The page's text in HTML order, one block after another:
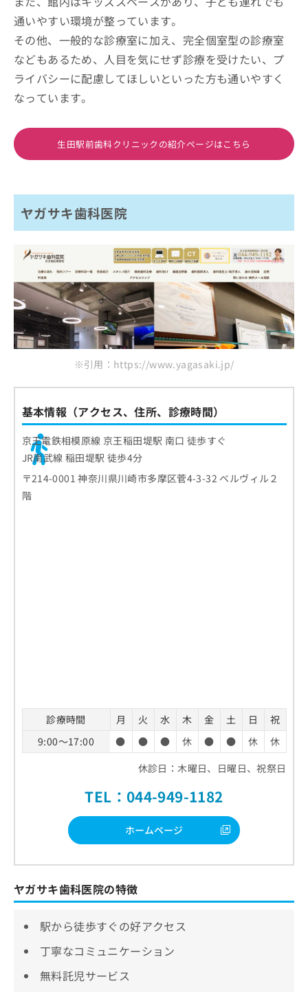
通いやすい環境が整っています。
その他、一般的な診療室に加え、完全個室型の診療室
などもあるため、人目を気にせず診療を受けたい、プ
ライバシーに配慮してほしいといった方も通いやすく
なっています。
生田駅前歯科クリニックの紹介ページはこちら
ヤガサキ歯科医院
※引用：https://www.yagasaki.jp/
基本情報（アクセス、住所、診療時間）
京王電鉄相模原線 京王稲田堤駅 南口 徒歩すぐ
JR南武線 稲田堤駅 徒歩4分
〒214-0001 神奈川県川崎市多摩区菅4-3-32 ベルヴィル２
階
診療時間 月 火 水 木 金 土 日
祝
9:00～17:00
● ● ● 休 ● ● 休
休
休診日：木曜日、日曜日、祝祭日
TEL：044-949-1182
ホームページ
ヤガサキ歯科医院の特徴
駅から徒歩すぐの好アクセス
丁寧なコミュニケーション
無料託児サービス